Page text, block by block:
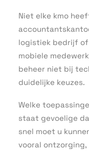
Niet elke kmo
logistiek bedrijf
mobiele
beheer niet bij
duidelijke keuzes.
Welke
staat gevoelige
snel moet u
vooral